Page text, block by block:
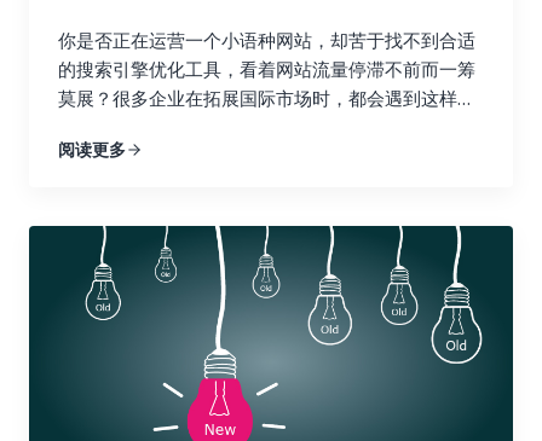
择工具时，不仅要考虑功能和价格，还要考虑易用性
和数据准确性。一个好的工具应该易于上手，操作简
单，并且能够提供准确可靠的数据，为你的决策提供
链接建设效果时，需要关注一些关键指标，这些指标
是万里长征的第一步，更重要的是如何解读这些数据
并将它们转化为可操作的洞察力，最终指导我们的行
动，就像一位经验丰富的侦探，需要从蛛丝马迹中找
到破案的关键线索。 首先，你需要对收集到的数据进
行整理和分类，就像整理一个杂乱的房间一样，将物
品分门别类地摆放整齐。例如，你可以将链接按照来
源网站的权威性、链接类型（如文本链接、图片链
的认可，搜索引擎又该如何判断你的网站的价值和可
信度呢？ 二、Ahrefs：全能型搜索引擎优化工具，挖
掘链接宝藏 Ahrefs 就像一位经验丰富的侦探，拥有
的链接策略，发现潜在的链接机会，并制定更有效的
站审核，Ahrefs 都能帮你轻松搞定，让你在搜索引擎
优化的战场上运筹帷幄，决胜千里。它可以帮助你了
解你的网站在哪些方面需要改进，以及如何更好地优
化你的网站以获得更高的排名和更多的流量。 1. 竞争
对手分析：知己知彼，百战不殆 使用 Ahrefs 的网站
分析功能，只需输入竞争对手的域名，即可全面了解
他们的反向链接情况。你可以分析他们的链接来源、
你是否正在运营一个小语种网站，却苦于找不到合适
的搜索引擎优化工具，看着网站流量停滞不前而一筹
莫展？很多企业在拓展国际市场时，都会遇到这样的
球化的浪潮下，越来越多的企业开始将目光投向海外
搜索引擎优化工具，就像找到了一把打开国际市场大
门的金钥匙，能够帮助你的网站在全球范围内获得更
高的曝光率和流量。有效的搜索引擎优化策略可以帮
助你吸引目标用户，提升品牌知名度，最终带来更高
的转化率和收益。 这篇文章将为你揭秘一系列强大且
高效的小语种搜索引擎优化工具。我们会深入探讨每
一种工具的功能和优势，并提供一些实际操作的建
阅读更多